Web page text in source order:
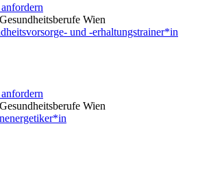
Wien
und -erhaltungstrainer*in
Wien